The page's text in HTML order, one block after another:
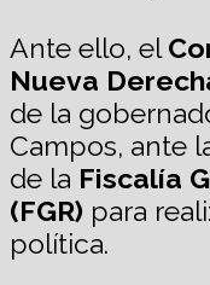
Ante ello, el
Nueva
de la
Campos, ante
de la Fiscalía
(FGR) para
política.